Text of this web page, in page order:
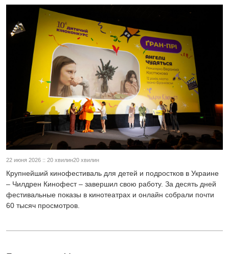
22 июня 2026 :: 20 хвилин20 хвилин
Крупнейший кинофестиваль для детей и подростков в Украине
– Чилдрен Кинофест – завершил свою работу. За десять дней
фестивальные показы в кинотеатрах и онлайн собрали почти
60 тысяч просмотров.